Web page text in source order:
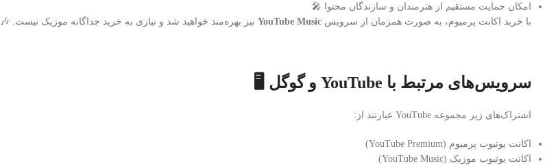
امکان حمایت مستقیم از هنرمندان و سازندگان محتوا 🎤
با خرید اکانت پرمیوم، به صورت همزمان از سرویس YouTube Music نیز بهره‌مند خواهید شد و نیازی به خرید جداگانه موزیک نیست. 🎶
سرویس‌های مرتبط با YouTube و گوگل 🖥️
اشتراک‌های زیر مجموعه YouTube عبارتند از:
اکانت یوتیوب پرمیوم (YouTube Premium)
اکانت یوتیوب موزیک (YouTube Music)